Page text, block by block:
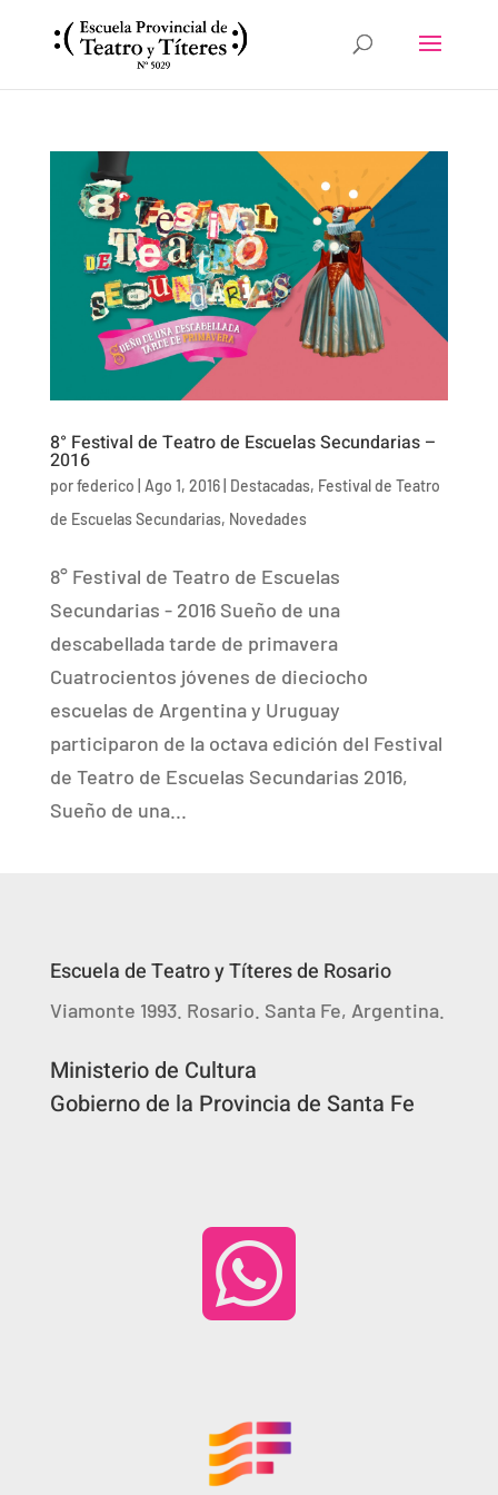
8° Festival de Teatro de Escuelas Secundarias –
2016
porfederico Ago 1, 2016| Destacadas, Festival de Teatro
de Escuelas Secundarias, Novedades
8° Festival de Teatro de Escuelas
Secundarias - 2016 Sueño de una
descabellada tarde de primavera
Cuatrocientos jóvenes de dieciocho
escuelas de Argentina y Uruguay
participaron de la octava edición del Festival
de Teatro de Escuelas Secundarias 2016,
Sueño de una...
Escuela de Teatro y Títeres de Rosario
Viamonte 1993. Rosario. Santa Fe, Argentina.
Ministerio de Cultura
Gobierno de la Provincia de Santa Fe
